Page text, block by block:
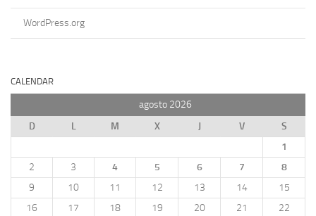
WordPress.org
CALENDAR
agosto 2026
D
L M X J V
S
1
2
3 4 5 6 7
8
9
10 11 12 13 14
15
16
17 18 19 20 21 22